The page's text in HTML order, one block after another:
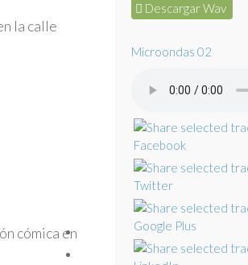
la calle
cómica en
Descargar Wav
Microondas 02